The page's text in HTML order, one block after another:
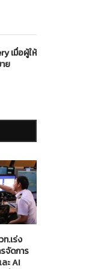
เมื่อผู้ให้
ย
.เร่ง
จัดการ
ะ AI